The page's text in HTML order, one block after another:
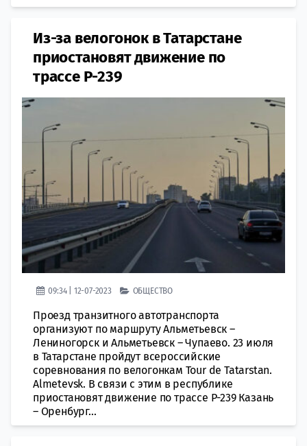
Из-за велогонок в Татарстане
приостановят движение по
трассе Р-239
09:34 | 12-07-2023 ОБЩЕСТВО
Проезд транзитного автотранспорта
организуют по маршруту Альметьевск –
Лениногорск и Альметьевск – Чупаево. 23 июля
в Татарстане пройдут всероссийские
соревнования по велогонкам Tour de Tatarstan.
Almetevsk. В связи с этим в республике
приостановят движение по трассе Р-239 Казань
– Оренбург...